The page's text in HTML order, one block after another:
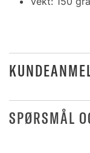
SPØRSMÅL